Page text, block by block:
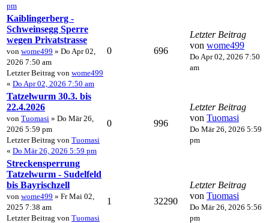
pm
Kaiblingerberg -
Schweinsegg Sperre
wegen Privatstrasse
von wome499 » Do Apr 02,
2026 7:50 am
Letzter Beitrag von wome499
« Do Apr 02, 2026 7:50 am
0 696
Letzter Beitrag
von wome499
Do Apr 02, 2026 7:50
am
Tatzelwurm 30.3. bis
22.4.2026
von Tuomasi » Do Mär 26,
2026 5:59 pm
Letzter Beitrag von Tuomasi
« Do Mär 26, 2026 5:59 pm
0 996
Letzter Beitrag
von Tuomasi
Do Mär 26, 2026 5:59
pm
Streckensperrung
Tatzelwurm - Sudelfeld
bis Bayrischzell
von wome499 » Fr Mai 02,
2025 7:38 am
Letzter Beitrag von Tuomasi
1 32290
Letzter Beitrag
von Tuomasi
Do Mär 26, 2026 5:56
pm